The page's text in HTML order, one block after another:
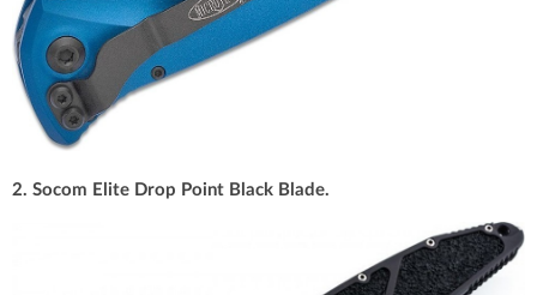
2. Socom Elite Drop Point Black Blade.